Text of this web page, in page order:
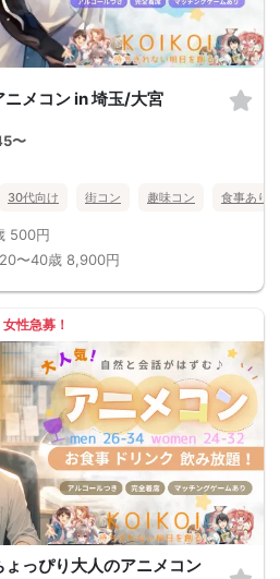
ニメコン in 埼玉/大宮
〜
30代向け 街コン 趣味コン 食事あり
500円
20〜40歳 8,900円
女性急募！
ょっぴり大人のアニメコン